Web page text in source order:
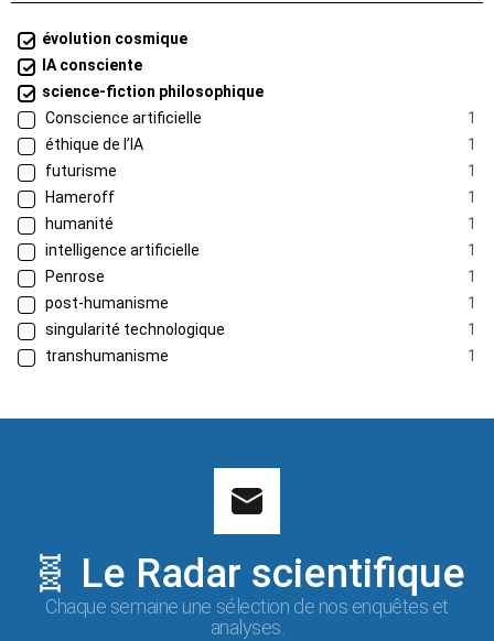
évolution cosmique
IA consciente
science-fiction philosophique
Conscience artificielle
1
éthique de l’IA
1
futurisme
1
Hameroff
1
humanité
1
intelligence artificielle
1
Penrose
1
post-humanisme
1
singularité technologique
1
transhumanisme
1
🧬 Le Radar scientifique
Chaque semaine une sélection de nos enquêtes et
analyses.